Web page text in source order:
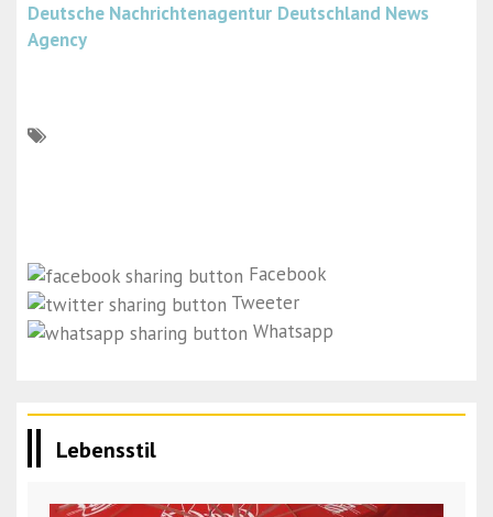
Deutsche Nachrichtenagentur Deutschland News
Agency
Facebook
Tweeter
Whatsapp
Lebensstil